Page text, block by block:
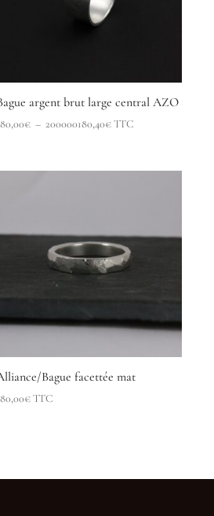
argent brut large central AZO
€ – 200000180,40€Plage
TTC
Bague facettée mat
€TTC